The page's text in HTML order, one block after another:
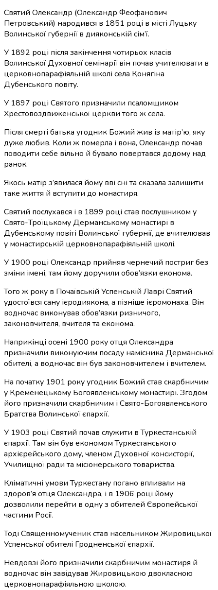
Святий Олександр (Олександр Феофанович
Петровський) народився в 1851 році в місті Луцьку
Волинської губернії в дияконській сім’ї.
У 1892 році після закінчення чотирьох класів
Волинської Духовної семінарії він почав учителювати в
церковнопарафіяльній школі села Конягіна
Дубенського повіту.
У 1897 році Святого призначили псаломщиком
Хрестовоздвиженської церкви того ж села.
Після смерті батька угодник Божий жив із матір’ю, яку
дуже любив. Коли ж померла і вона, Олександр почав
поводити себе вільно й бувало повертався додому над
ранок.
Якось матір з’явилася йому вві сні та сказала залишити
таке життя й вступити до монастиря.
Святий послухався і в 1899 році став послушником у
Свято-Троїцькому Дерманському монастирі в
Дубенському повіті Волинської губернії, де вчителював
у монастирській церковнопарафіяльній школі.
У 1900 році Олександр прийняв чернечий постриг без
зміни імені, там йому доручили обов’язки економа.
Того ж року в Почаївській Успенській Лаврі Святий
удостоївся сану ієродиякона, а пізніше ієромонаха. Він
водночас виконував обов’язки ризничого,
законовчителя, вчителя та економа.
Наприкінці осені 1900 року отця Олександра
призначили виконуючим посаду намісника Дерманської
обителі, а водночас він був законовчителем і вчителем.
На початку 1901 року угодник Божий став скарбничим
у Кременецькому Богоявленському монастирі. Згодом
його призначили скарбничим і Свято-Богоявленського
Братства Волинської єпархії.
У 1903 році Святий почав служити в Туркестанській
єпархії. Там він був економом Туркестанського
архієрейського дому, членом Духовної консисторії,
Училищної ради та місіонерського товариства.
Кліматичні умови Туркестану погано впливали на
здоров’я отця Олександра, і в 1906 році йому
дозволили перейти в одну з обителей Європейської
частини Росії.
Тоді Священномученик став насельником Жировицької
Успенської обителі Гродненської єпархії.
Невдовзі його призначили скарбничим монастиря й
водночас він завідував Жировицькою двокласною
церковнопарафіяльною школою.